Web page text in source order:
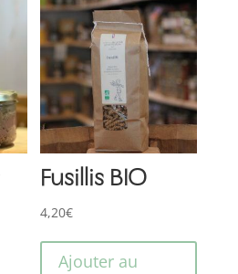
être
sur
la
Fusillis BIO
4,20€
Ajouter au